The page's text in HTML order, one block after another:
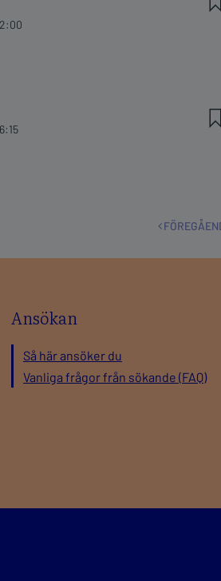
Ansökan
Så här ansöker du
Vanliga frågor från sökande (FAQ)